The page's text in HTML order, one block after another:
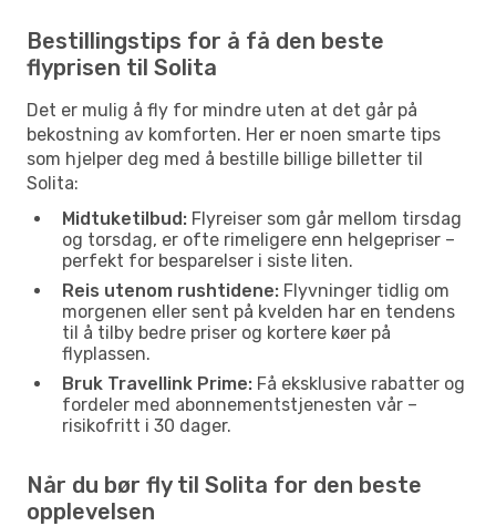
Bestillingstips for å få den beste
flyprisen til Solita
Det er mulig å fly for mindre uten at det går på
bekostning av komforten. Her er noen smarte tips
som hjelper deg med å bestille billige billetter til
Solita:
Midtuketilbud: Flyreiser som går mellom tirsdag
og torsdag, er ofte rimeligere enn helgepriser –
perfekt for besparelser i siste liten.
Reis utenom rushtidene: Flyvninger tidlig om
morgenen eller sent på kvelden har en tendens
til å tilby bedre priser og kortere køer på
flyplassen.
Bruk Travellink Prime: Få eksklusive rabatter og
fordeler med abonnementstjenesten vår –
risikofritt i 30 dager.
Når du bør fly til Solita for den beste
opplevelsen